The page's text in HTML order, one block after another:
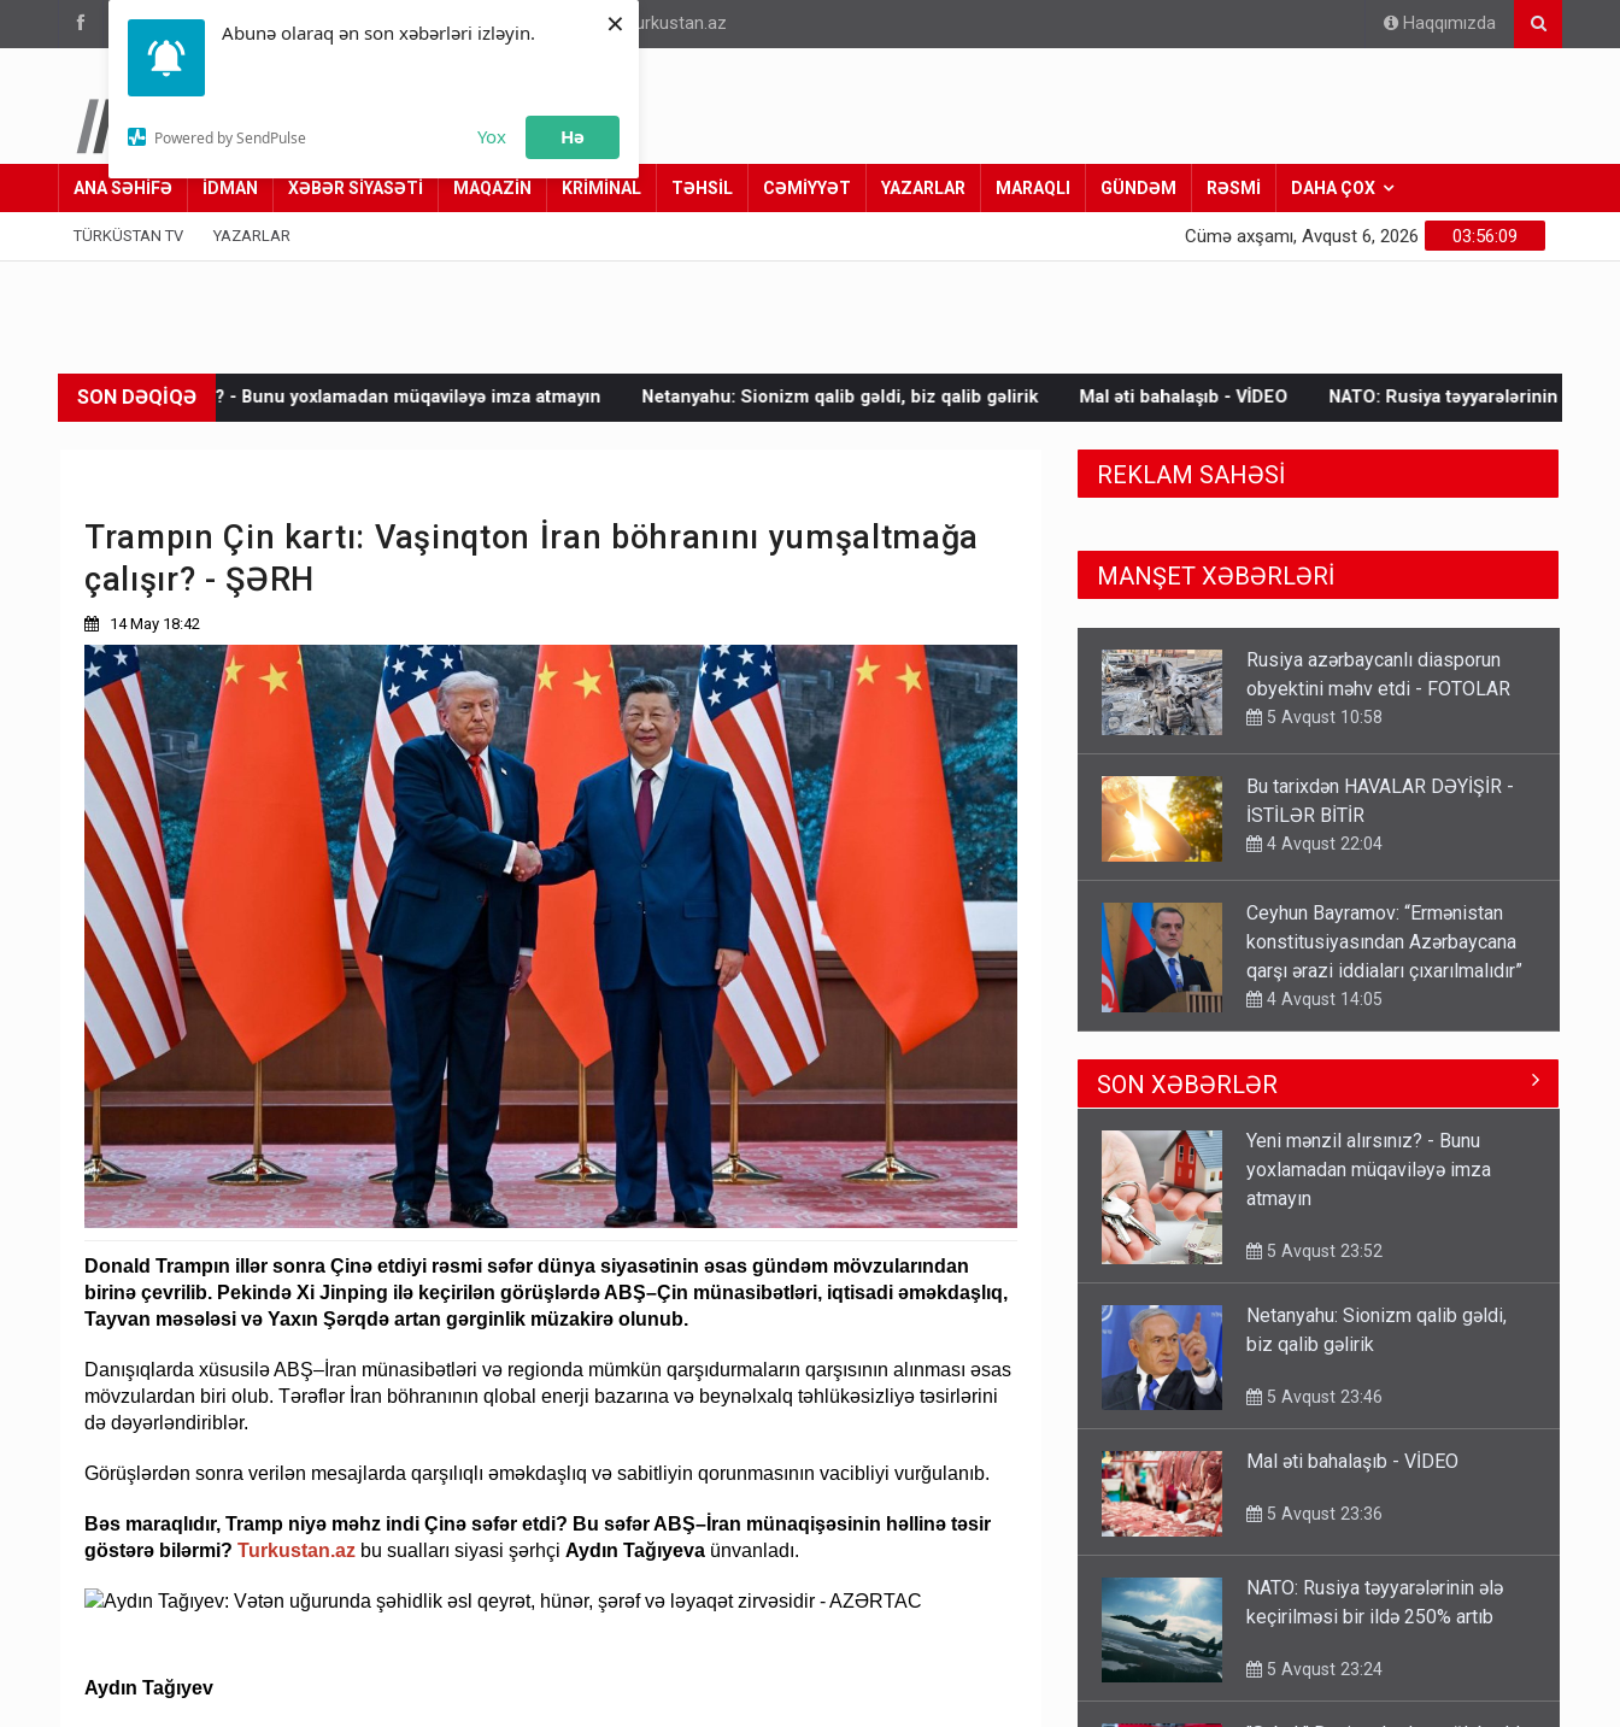
Abunə olaraq ən son xəbərləri izləyin.
Powered by SendPulse Yox Hə
×
(012) 449 94 05 info@turkustan.az Haqqımızda
Türküstan.az
Adımız yolumuzdur
ANA SƏHİFƏ İDMAN XƏBƏR SİYASƏTİ MAQAZİN KRİMİNAL TƏHSİL CƏMİYYƏT YAZARLAR MARAQLI GÜNDƏM RƏSMİ DAHA ÇOX
TÜRKÜSTAN TV YAZARLAR 03:56:11
Cümə axşamı, Avqust 6, 2026
SON DƏQİQƏ
- Bunu yoxlamadan müqaviləyə imza atmayın Netanyahu: Sionizm qalib gəldi, biz qalib gəlirik Mal əti bahalaşıb - VİDEO NATO: Rusiya təyyarələrinin ələ keçirilməsi bir ildə 250%
Trampın Çin kartı: Vaşinqton İran böhranını yumşaltmağa
çalışır? - ŞƏRH
14 May 18:42
Donald Trampın illər sonra Çinə etdiyi rəsmi səfər dünya siyasətinin əsas gündəm mövzularından
birinə çevrilib. Pekində Xi Jinping ilə keçirilən görüşlərdə ABŞ–Çin münasibətləri, iqtisadi əməkdaşlıq,
Tayvan məsələsi və Yaxın Şərqdə artan gərginlik müzakirə olunub.
Danışıqlarda xüsusilə ABŞ–İran münasibətləri və regionda mümkün qarşıdurmaların qarşısının alınması əsas
mövzulardan biri olub. Tərəflər İran böhranının qlobal enerji bazarına və beynəlxalq təhlükəsizliyə təsirlərini
də dəyərləndiriblər.
Görüşlərdən sonra verilən mesajlarda qarşılıqlı əməkdaşlıq və sabitliyin qorunmasının vacibliyi vurğulanıb.
Bəs maraqlıdır, Tramp niyə məhz indi Çinə səfər etdi? Bu səfər ABŞ–İran münaqişəsinin həllinə təsir
göstərə bilərmi? Turkustan.az bu sualları siyasi şərhçi Aydın Tağıyeva ünvanladı.
Aydın Tağıyev
REKLAM SAHƏSİ
MANŞET XƏBƏRLƏRİ
Bu tarixdən HAVALAR DƏYİŞİR -
İSTİLƏR BİTİR
4 Avqust 22:04
Ceyhun Bayramov: “Ermənistan
konstitusiyasından Azərbaycana
qarşı ərazi iddiaları çıxarılmalıdır”
TƏCİLİ! Fəlakət üçün TARİX
VERİLDİ - Bu bölgələr xəritədən
silinəcək
Ərdoğana sui-qəsd planının
iştirakçısı detalları açıqladı
5 Avqust 16:56
Rusiya Azərbaycan vətədaşlarını
deport etdi
Rusiya azərbaycanlı diasporun
5 Avqust 10:58
SON XƏBƏRLƏR
Yeni mənzil alırsınız? - Bunu
yoxlamadan müqaviləyə imza
Netanyahu: Sionizm qalib gəldi,
NATO: Rusiya təyyarələrinin ələ